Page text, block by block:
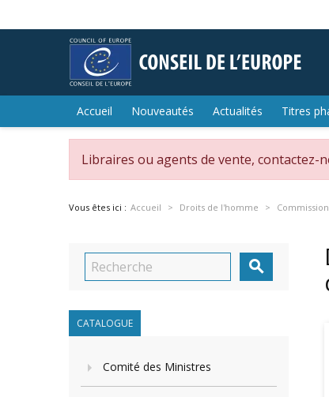
Accueil Nouveautés Actualités Titres
Libraires ou agents de vente, contactez-
Vous êtes ici : Accueil Droits de l'homme

CATALOGUE
Comité des Ministres